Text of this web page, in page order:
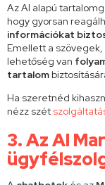
Az AI alapú
hogy gyorsan
információkat
Emellett a
lehetőség van
tartalom
Ha szeretnéd
nézz szét
3. Az AI